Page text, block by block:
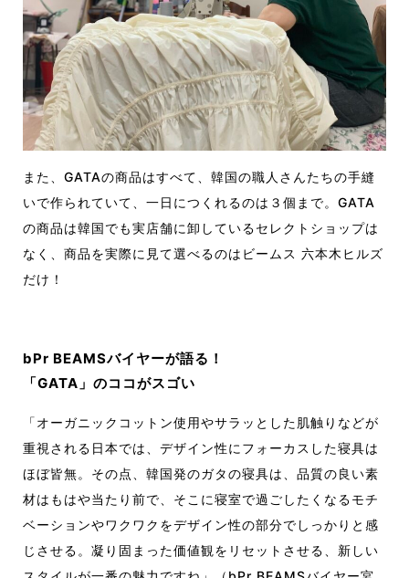
また、GATAの商品はすべて、韓国の職人さんたちの手縫
いで作られていて、一日につくれるのは３個まで。GATA
の商品は韓国でも実店舗に卸しているセレクトショップは
なく、商品を実際に見て選べるのはビームス 六本木ヒルズ
だけ！
bPr BEAMSバイヤーが語る！
「GATA」のココがスゴい
「オーガニックコットン使用やサラッとした肌触りなどが
重視される日本では、デザイン性にフォーカスした寝具は
ほぼ皆無。その点、韓国発のガタの寝具は、品質の良い素
材はもはや当たり前で、そこに寝室で過ごしたくなるモチ
ベーションやワクワクをデザイン性の部分でしっかりと感
じさせる。凝り固まった価値観をリセットさせる、新しい